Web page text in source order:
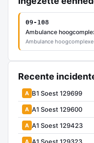
09-108
Ambulance
Ambulance
Recente
A B1 Soest 129699
A A1 Soest 129600
A A1 Soest 129423
A A1 Soest 129323